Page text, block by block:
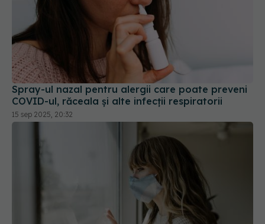
Spray-ul nazal pentru alergii care poate preveni
COVID-ul, răceala și alte infecții respiratorii
15 sep 2025, 20:32